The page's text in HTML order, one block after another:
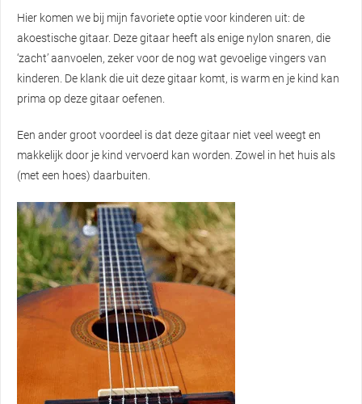
Hier komen we bij mijn favoriete optie voor kinderen uit: de
akoestische gitaar. Deze gitaar heeft als enige nylon snaren, die
‘zacht’ aanvoelen, zeker voor de nog wat gevoelige vingers van
kinderen. De klank die uit deze gitaar komt, is warm en je kind kan
prima op deze gitaar oefenen.
Een ander groot voordeel is dat deze gitaar niet veel weegt en
makkelijk door je kind vervoerd kan worden. Zowel in het huis als
(met een hoes) daarbuiten.